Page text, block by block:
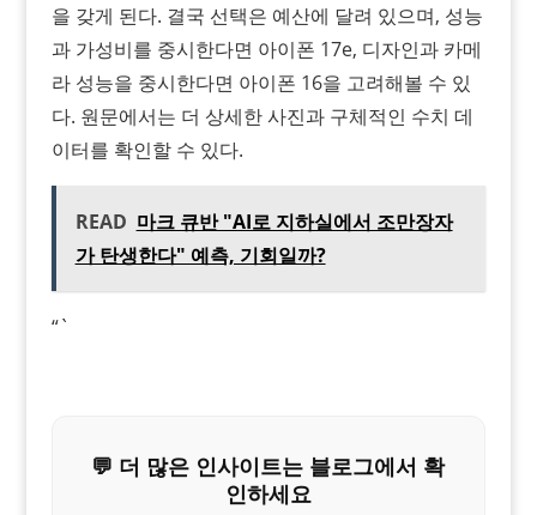
을 갖게 된다. 결국 선택은 예산에 달려 있으며, 성능
과 가성비를 중시한다면 아이폰 17e, 디자인과 카메
라 성능을 중시한다면 아이폰 16을 고려해볼 수 있
다. 원문에서는 더 상세한 사진과 구체적인 수치 데
이터를 확인할 수 있다.
READ 마크 큐반 "AI로 지하실에서 조만장자
가 탄생한다" 예측, 기회일까?
“`
💬 더 많은 인사이트는 블로그에서 확
인하세요